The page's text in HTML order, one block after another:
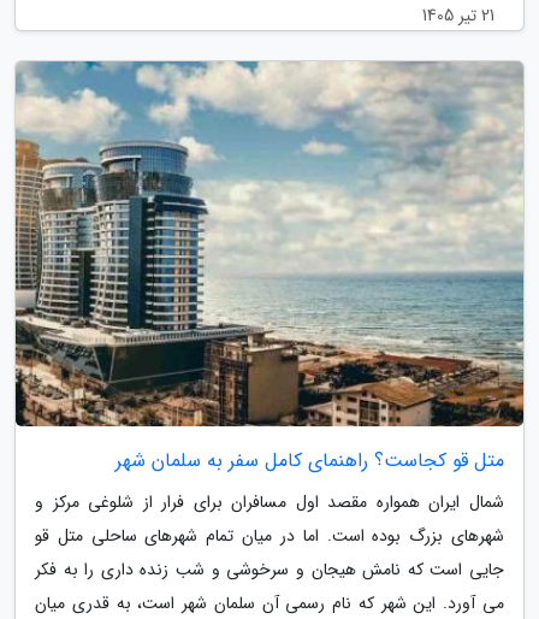
21 تیر 1405
متل قو کجاست؟ راهنمای کامل سفر به سلمان شهر
شمال ایران همواره مقصد اول مسافران برای فرار از شلوغی مرکز و
شهرهای بزرگ بوده است. اما در میان تمام شهرهای ساحلی متل قو
جایی است که نامش هیجان و سرخوشی و شب زنده داری را به فکر
می آورد. این شهر که نام رسمی آن سلمان شهر است، به قدری میان